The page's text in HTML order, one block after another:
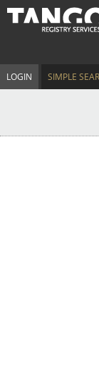
LOGIN SIMPLE